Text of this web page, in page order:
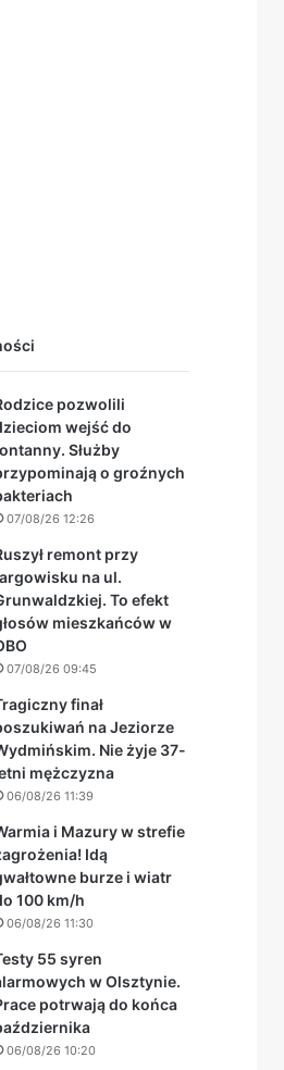
pozwolili
wejść do
Służby
o groźnych
07/08/26 12:26
remont przy
na ul.
To efekt
mieszkańców w
07/08/26 09:45
finał
na Jeziorze
Nie żyje 37-
mężczyzna
06/08/26 11:39
i Mazury w strefie
Idą
burze i wiatr
100 km/h
06/08/26 11:30
55 syren
w Olsztynie.
potrwają do końca
06/08/26 10:20